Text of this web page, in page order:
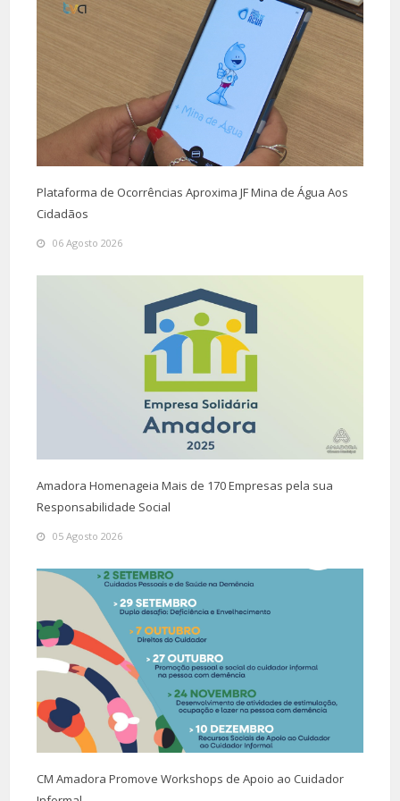
Plataforma de Ocorrências Aproxima JF Mina de Água Aos
Cidadãos
06 Agosto 2026
Amadora Homenageia Mais de 170 Empresas pela sua
Responsabilidade Social
05 Agosto 2026
CM Amadora Promove Workshops de Apoio ao Cuidador